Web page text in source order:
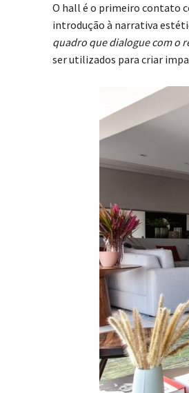
O hall é o primeiro contato
introdução à narrativa
quadro que dialogue com o
ser utilizados para criar